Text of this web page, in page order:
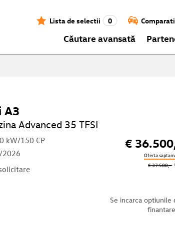
Lista de selectii 0
Căutare avansată
A3
Advanced 35 TFSI
kW/150 CP
2026
Se incarca optiunile
€
Oferta
€ 37.500,-